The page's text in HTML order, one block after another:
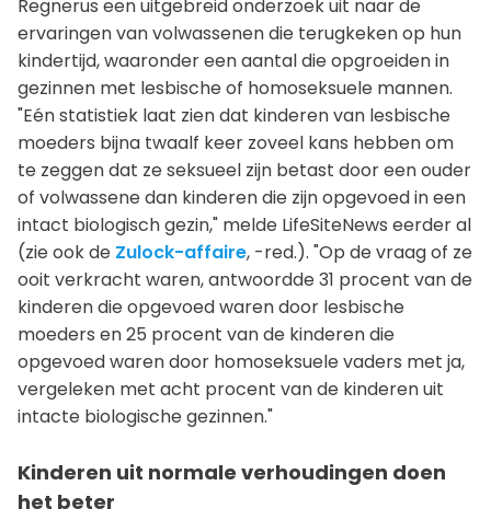
Regnerus een uitgebreid onderzoek uit naar de
ervaringen van volwassenen die terugkeken op hun
kindertijd, waaronder een aantal die opgroeiden in
gezinnen met lesbische of homoseksuele mannen.
"Eén statistiek laat zien dat kinderen van lesbische
moeders bijna twaalf keer zoveel kans hebben om
te zeggen dat ze seksueel zijn betast door een ouder
of volwassene dan kinderen die zijn opgevoed in een
intact biologisch gezin," melde LifeSiteNews eerder al
(zie ook de Zulock-affaire, -red.). "Op de vraag of ze
ooit verkracht waren, antwoordde 31 procent van de
kinderen die opgevoed waren door lesbische
moeders en 25 procent van de kinderen die
opgevoed waren door homoseksuele vaders met ja,
vergeleken met acht procent van de kinderen uit
intacte biologische gezinnen."
Kinderen uit normale verhoudingen doen
het beter